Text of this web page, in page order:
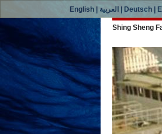
Shing Sheng
English العربية Deutsch